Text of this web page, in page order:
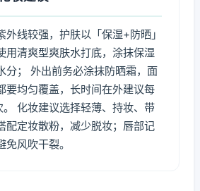
外线较强，护肤以「保湿+防晒」
用清爽型爽肤水打底，涂抹保湿
分； 外出前务必涂抹防晒霜，面
要均匀覆盖，长时间在外建议每
化妆建议选择轻薄、持妆、带
配定妆散粉，减少脱妆；唇部记
风吹干裂。